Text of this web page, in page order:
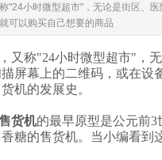
"24小时微型超市"，无论是街区、
可以购买自己想要的商品
称"24小时微型超市"，无
屏幕上的二维码，或在设
机的发展史。
货机的最早原型是公元前
糖的售货机。当小编看到